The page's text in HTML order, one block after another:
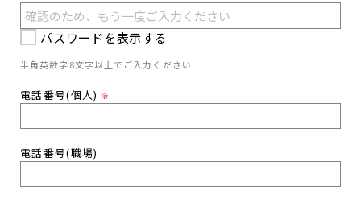
パスワードを表示する
半角英数字8文字以上でご入力ください
電話番号(個人) ※
電話番号(職場)